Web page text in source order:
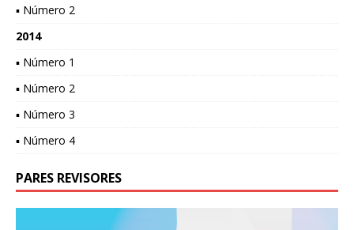
▪ Número 2
2014
▪ Número 1
▪ Número 2
▪ Número 3
▪ Número 4
PARES REVISORES